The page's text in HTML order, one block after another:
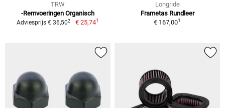
TRW
-Remvoeringen Organisch
Adviesprijs € 36,502 € 25,741
Longride
Frametas Rundleer
€ 167,001